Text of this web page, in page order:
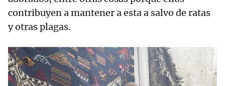
contribuyen a mantener a esta a salvo de ratas
y otras plagas.